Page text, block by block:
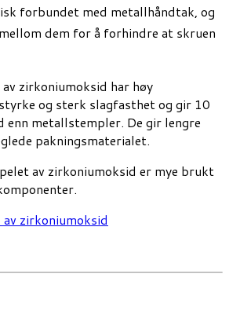
forbundet med metallhåndtak, og
dem for å forhindre at skruen
zirkoniumoksid har høy
og sterk slagfasthet og gir 10
enn metallstempler. De gir lengre
pakningsmaterialet.
av zirkoniumoksid er mye brukt